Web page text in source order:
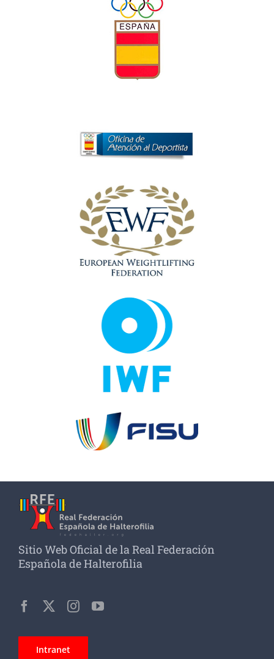
Sitio Web Oficial de la Real Federación
Española de Halterofilia
Intranet